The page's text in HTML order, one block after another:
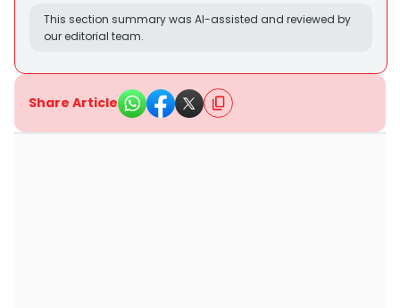
This section summary was AI-assisted and reviewed by
our editorial team.
Share Article